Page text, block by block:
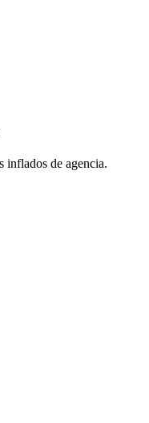
inflados de agencia.